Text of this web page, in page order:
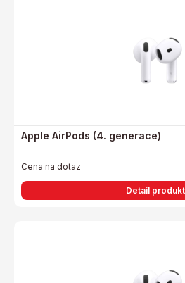
Apple AirPods (4. generace)
Cena na dotaz
Detail